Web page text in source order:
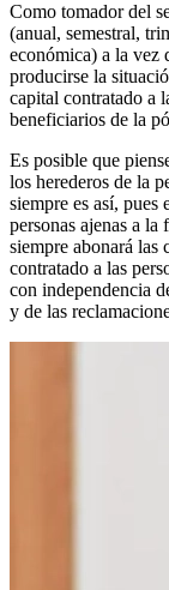
Como tomador del
(anual, semestral,
económica) a la vez
producirse la
capital contratado a
beneficiarios de la
Es posible que
los herederos de la
siempre es así, pues
personas ajenas a
siempre abonará las
contratado a las
con independencia
y de las